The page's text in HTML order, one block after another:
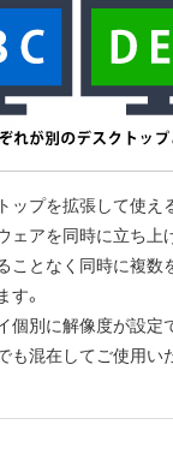
ップを拡張して使え
アを同時に立ち上
ことなく同時に複数
。
個別に解像度が設定
混在してご使用い